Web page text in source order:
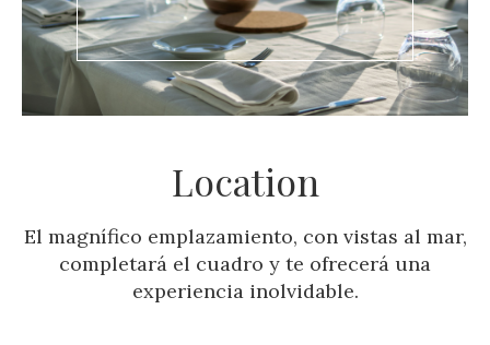
Location
El magnífico emplazamiento, con vistas al mar,
completará el cuadro y te ofrecerá una
experiencia inolvidable.